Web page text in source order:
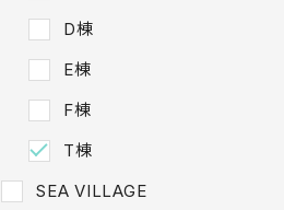
D棟
E棟
F棟
T棟
SEA VILLAGE